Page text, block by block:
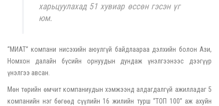
харьцуулахад 51 хувиар өссөн гэсэн үг
юм.
“МИАТ” компани нисэхийн аюулгүй байдлаараа дэлхийн болон Ази,
Номхон далайн бүсийн орнуудын дундаж үнэлгээнээс дээгүүр
үнэлгээ авсан.
Мөн төрийн өмчит компаниудын хэмжээнд алдагдалгүй ажилладаг 5
компанийн нэг бөгөөд сүүлийн 16 жилийн турш “ТОП 100” аж ахуйн